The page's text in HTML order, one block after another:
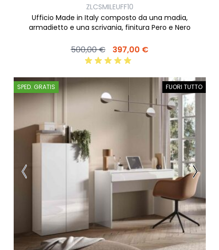
ZLCSMILEUFF10
Ufficio Made in Italy composto da una madia,
armadietto e una scrivania, finitura Pero e Nero
500,00 € 397,00 €
SPED. GRATIS FUORI TUTTO